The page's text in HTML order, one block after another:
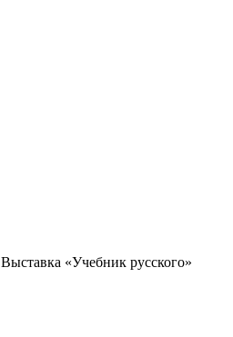
Выставка «Учебник русского»